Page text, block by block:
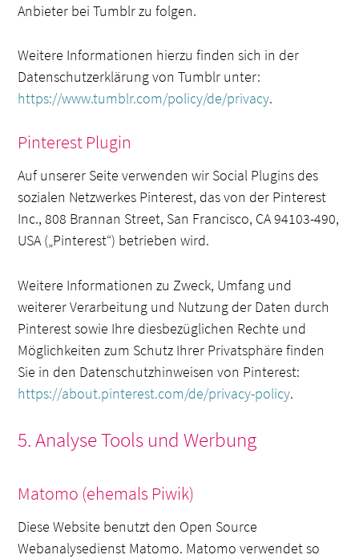
Anbieter bei Tumblr zu folgen.
Weitere Informationen hierzu finden sich in der
Datenschutzerklärung von Tumblr unter:
https://www.tumblr.com/policy/de/privacy.
Pinterest Plugin
Auf unserer Seite verwenden wir Social Plugins des
sozialen Netzwerkes Pinterest, das von der Pinterest
Inc., 808 Brannan Street, San Francisco, CA 94103-490,
USA („Pinterest“) betrieben wird.
Weitere Informationen zu Zweck, Umfang und
weiterer Verarbeitung und Nutzung der Daten durch
Pinterest sowie Ihre diesbezüglichen Rechte und
Möglichkeiten zum Schutz Ihrer Privatsphäre finden
Sie in den Datenschutzhinweisen von Pinterest:
https://about.pinterest.com/de/privacy-policy.
5. Analyse Tools und Werbung
Matomo (ehemals Piwik)
Diese Website benutzt den Open Source
Webanalysedienst Matomo. Matomo verwendet so